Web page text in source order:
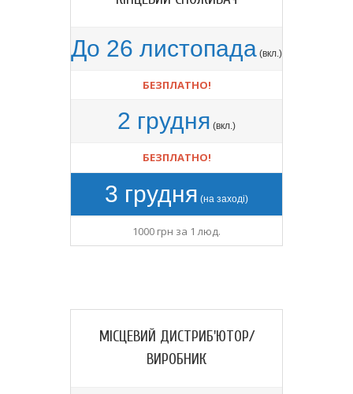
До 26 листопада (вкл.)
БЕЗПЛАТНО!
2 грудня (вкл.)
БЕЗПЛАТНО!
3 грудня (на заході)
1000 грн за 1 люд.
МІСЦЕВИЙ ДИСТРИБ'ЮТОР/
ВИРОБНИК